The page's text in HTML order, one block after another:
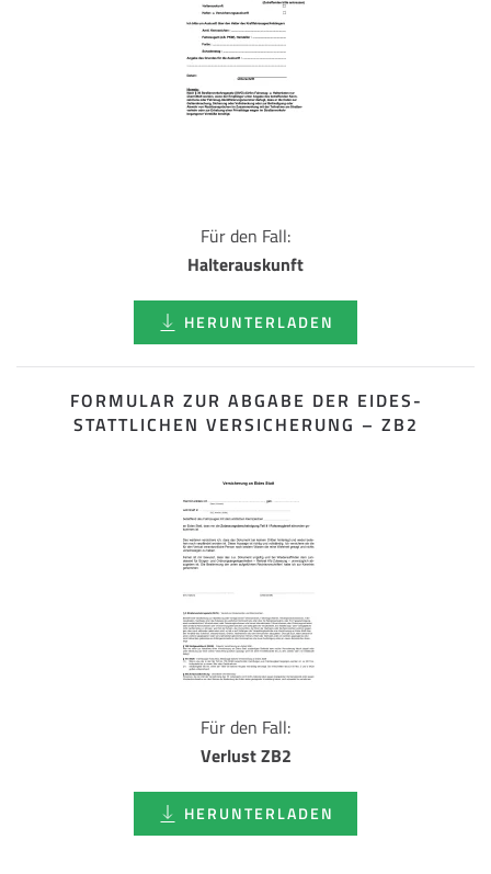
Für den Fall:
Halterauskunft
HERUNTERLADEN
FORMULAR ZUR ABGABE DER EIDES­
STATTLICHEN VERSICHERUNG – ZB2
Für den Fall:
Verlust ZB2
HERUNTERLADEN